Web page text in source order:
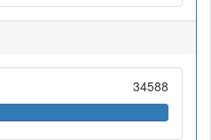
34588